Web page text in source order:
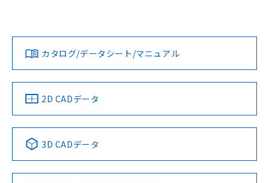
ダウンロードデータをご利用いただく前に、以下を必ずお読
みください。
ソフトウェアの使用条件
対応済み
中国 RoHS 注意事項・凡例
Pb Hg Cd Cr(VI)
LR型式承認
（イギリス
船舶規格）
DNV型式承認
（ノルウェー
BV型式承認
（フランス
KR型式
（韓国
Yes No No No
この製品の規格認証/適合状況ページへ
その他の認証はこちらのページからご検索ください
カタログ/データシート/マニュアル
2D CADデータ
3D CADデータ